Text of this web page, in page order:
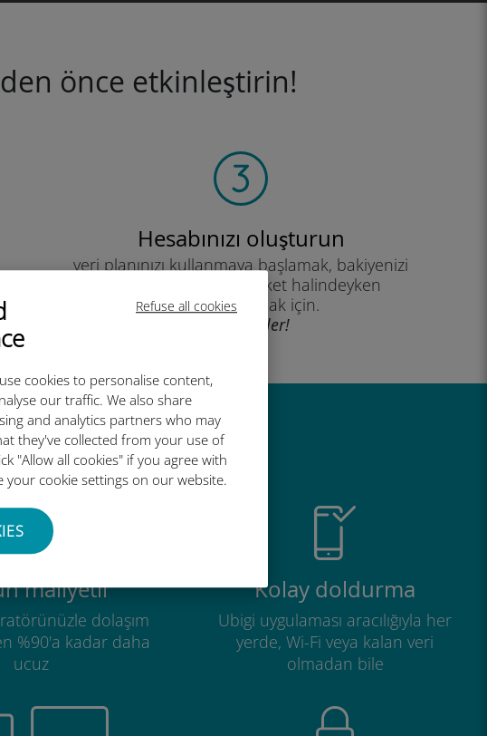
Refuse all cookies
cookies to personalise content,
our traffic. We also share
and analytics partners who may
they've collected from your use of
"Allow all cookies" if you agree with
your cookie settings on our website.
önce etkinleştirin!
Hesabınızı oluşturun
veri planınızı kullanmaya başlamak, bakiyenizi
kontrol etmek ve hareket halindeyken
yükleme yapmak için.
İyi eğlenceler!
kadar harika
maliyetli
dolaşım
%90'a kadar daha
ucuz
Kolay doldurma
Ubigi uygulaması aracılığıyla her
yerde, Wi-Fi veya kalan veri
olmadan bile